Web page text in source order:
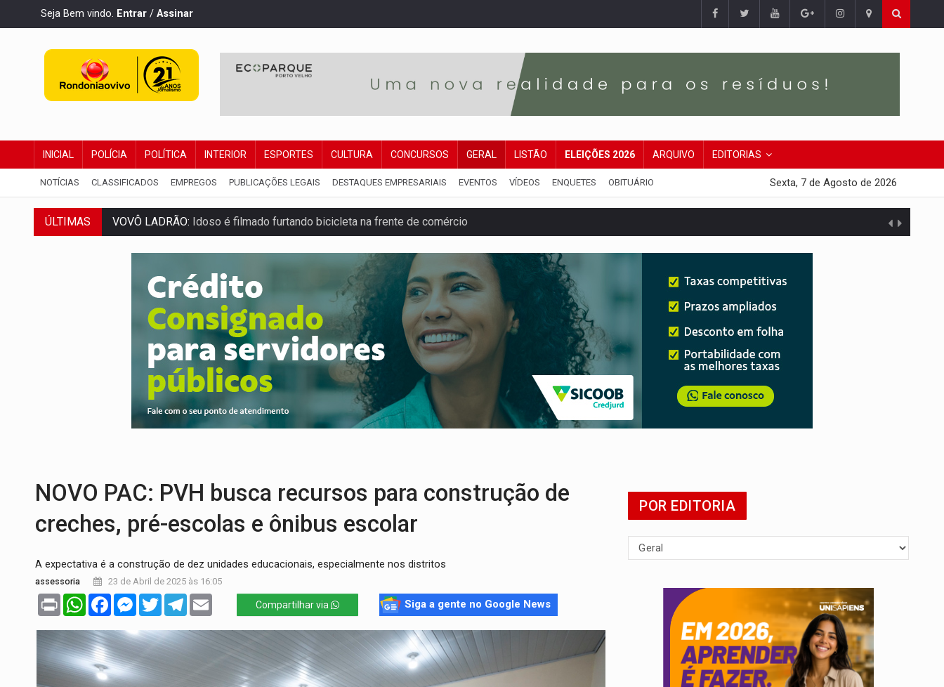
Seja Bem vindo. Entrar / Assinar
INICIAL POLÍCIA POLÍTICA INTERIOR ESPORTES CULTURA CONCURSOS GERAL LISTÃO ELEIÇÕES 2026 ARQUIVO EDITORIAS
NOTÍCIAS CLASSIFICADOS EMPREGOS PUBLICAÇÕES LEGAIS DESTAQUES EMPRESARIAIS EVENTOS VÍDEOS ENQUETES OBITUÁRIO Sexta, 7 de Agosto de 2026
ÚLTIMAS
VOVÔ LADRÃO:Idoso é filmado furtando bicicleta na frente de comércio
JUSTIÇA:Comarca de Nova Mamoré terá seu primeiro júri popular
Assessoria denuncia suposto ataque com perfis falsos no Instagram
Motoboy de delivery sofre fratura após mulher avançar preferencial
ELEIÇÕES 2026:Ulisses Guimarães e as nuvens no céu de Rondônia – Por Daniel Pereira
DECISÃO REVISADA: Nunes Marques reduz pena de Acir Gurgacz e declara punibilidade extinta
CONEXÃO RONDONIAOVIVO:Museólogo Antônio Ocampo lança livro sobre a Madeira-Mamoré
ELEIÇÕES 2026: Patrimônio de candidata a deputada federal do PL salta R$ 1 mil para R$ 155 mil
NOVO PAC: PVH busca recursos para construção de
creches, pré-escolas e ônibus escolar
A expectativa é a construção de dez unidades educacionais, especialmente nos distritos
assessoria 23 de Abril de 2025 às 16:05
Print WhatsAppFacebookMessenger
TwitterTelegram Compartilhar via Siga a gente no Google News
POR EDITORIA